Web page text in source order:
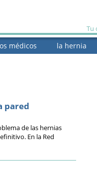
Tu
la hernia
médicos
pared
de las hernias
En la Red